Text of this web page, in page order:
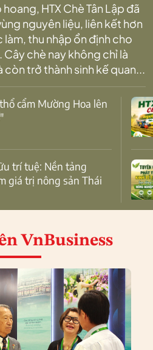
HTX Chè Tân Lập đã
nguyên liệu, liên kết hơn
thu nhập ổn định cho
chè nay không chỉ là
còn trở thành sinh kế quan...
giá trị nông sản Thái
VnBusiness